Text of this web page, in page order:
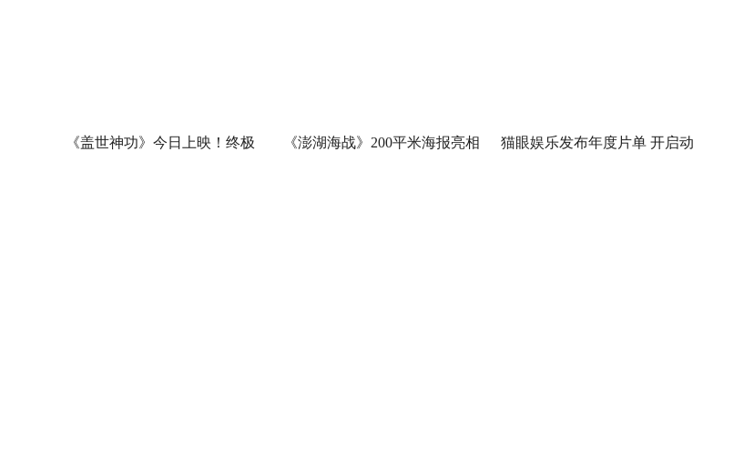
《盖世神功》今日上映！终极 《澎湖海战》200平米海报亮相 猫眼娱乐发布年度片单 开启动